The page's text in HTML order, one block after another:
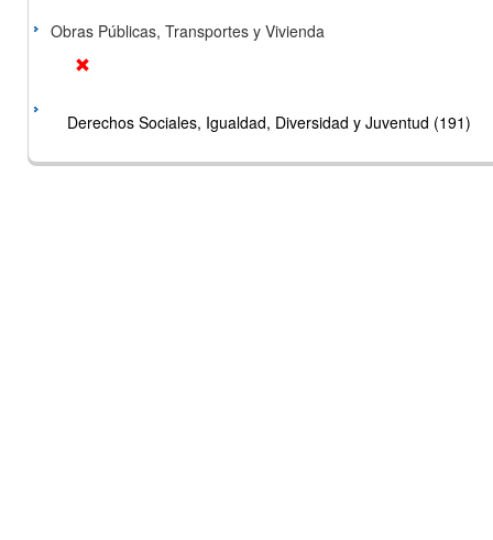
Obras Públicas, Transportes y Vivienda
Derechos Sociales, Igualdad, Diversidad y Juventud (191)